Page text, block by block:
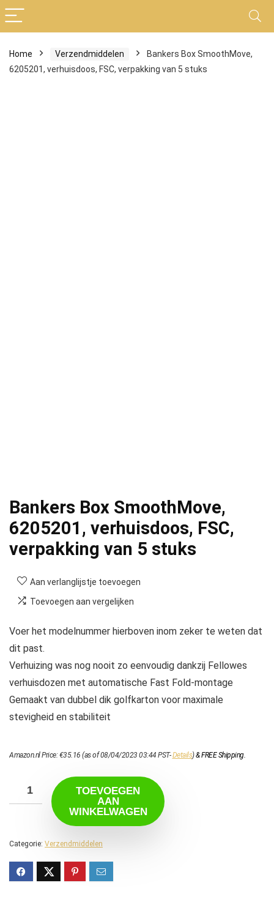
Home Verzendmiddelen
Bankers Box SmoothMove,
6205201, verhuisdoos, FSC, verpakking van 5 stuks
Bankers Box SmoothMove,
6205201, verhuisdoos, FSC,
verpakking van 5 stuks
Aan verlanglijstje toevoegen
Toevoegen aan vergelijken
Voer het modelnummer hierboven inom zeker te weten dat
dit past.
Verhuizing was nog nooit zo eenvoudig dankzij Fellowes
verhuisdozen met automatische Fast Fold-montage
Gemaakt van dubbel dik golfkarton voor maximale
stevigheid en stabiliteit
Amazon.nl Price:€35.16 (as of 08/04/2023 03:44 PST-Details)&FREE Shipping.
TOEVOEGEN
AAN
WINKELWAGEN
Categorie: Verzendmiddelen